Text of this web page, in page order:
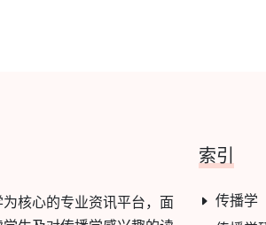
核心的专业资讯平台，面
索引
传播学